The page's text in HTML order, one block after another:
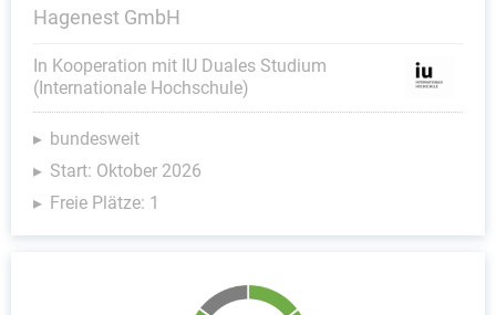
Hagenest GmbH
In Kooperation mit IU Duales Studium
(Internationale Hochschule)
bundesweit
Start: Oktober 2026
Freie Plätze: 1